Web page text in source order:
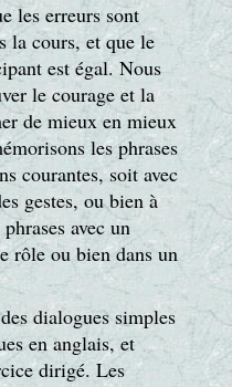
les erreurs sont
la cours, et que le
est égal. Nous
le courage et la
de mieux en mieux
les phrases
courantes, soit avec
gestes, ou bien à
avec un
rôle ou bien dans un
dialogues simples
en anglais, et
dirigé. Les